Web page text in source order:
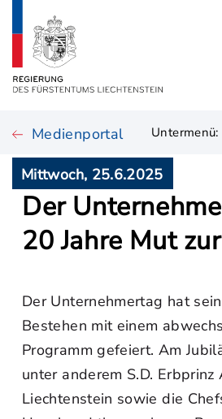
Medienportal Untermenü:
Mittwoch, 25.6.2025
Der
20 Jahre Mut
Der Unternehmertag hat
Bestehen mit einem
Programm gefeiert. Am
unter anderem S.D. Erbprinz
Liechtenstein sowie die